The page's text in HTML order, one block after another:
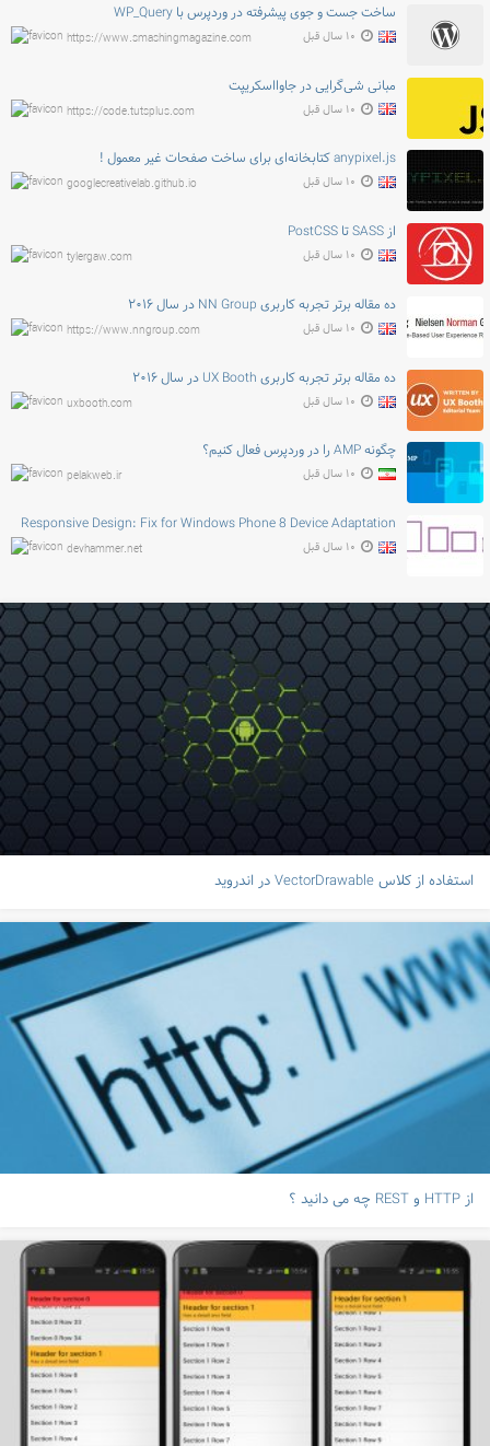
ساخت جست و جوی پیشرفته در وردپرس با WP_Query
https://www.smashingmagazine.com ۱۰ سال قبل
مبانی شی‌گرایی در جاوااسکریپت
https://code.tutsplus.com ۱۰ سال قبل
anypixel.js کتابخانه‌ای برای ساخت صفحات غیر معمول !
googlecreativelab.github.io ۱۰ سال قبل
از SASS تا PostCSS
tylergaw.com ۱۰ سال قبل
ده مقاله برتر تجربه کاربری NN Group در سال ۲۰۱۶
https://www.nngroup.com ۱۰ سال قبل
ده مقاله برتر تجربه کاربری UX Booth در سال ۲۰۱۶
uxbooth.com ۱۰ سال قبل
چگونه AMP را در وردپرس فعال کنیم؟
pelakweb.ir ۱۰ سال قبل
Responsive Design: Fix for Windows Phone 8 Device Adaptation
devhammer.net ۱۰ سال قبل
استفاده از کلاس VectorDrawable در اندروید
از HTTP و REST چه می دانید ؟